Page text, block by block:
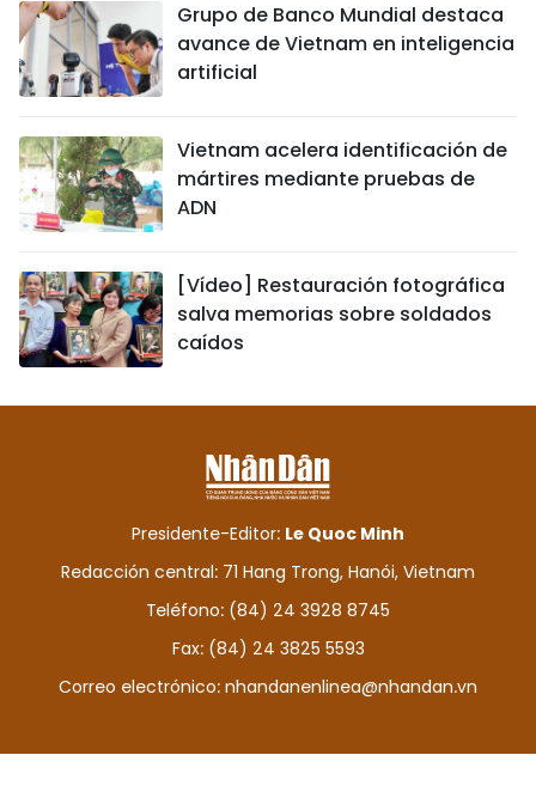
Grupo de Banco Mundial destaca
avance de Vietnam en inteligencia
artificial
Vietnam acelera identificación de
mártires mediante pruebas de
ADN
[Vídeo] Restauración fotográfica
salva memorias sobre soldados
caídos
Presidente-Editor: Le Quoc Minh
Redacción central: 71 Hang Trong, Hanói, Vietnam
Teléfono: (84) 24 3928 8745
Fax: (84) 24 3825 5593
Correo electrónico: nhandanenlinea@nhandan.vn